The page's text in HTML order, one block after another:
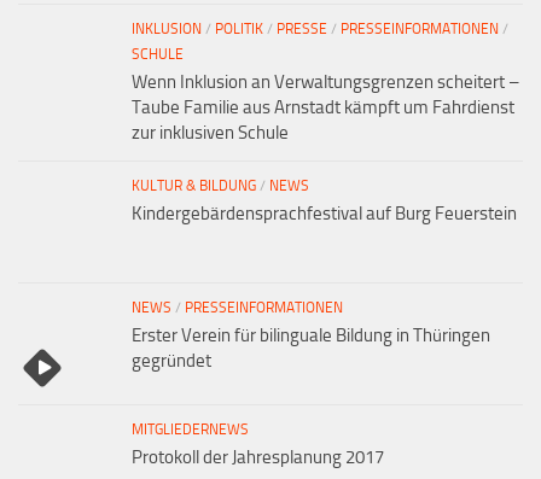
INKLUSION / POLITIK / PRESSE / PRESSEINFORMATIONEN /
SCHULE
Wenn Inklusion an Verwaltungsgrenzen scheitert –
Taube Familie aus Arnstadt kämpft um Fahrdienst
zur inklusiven Schule
KULTUR & BILDUNG / NEWS
Kindergebärdensprachfestival auf Burg Feuerstein
NEWS / PRESSEINFORMATIONEN
Erster Verein für bilinguale Bildung in Thüringen
gegründet
MITGLIEDERNEWS
Protokoll der Jahresplanung 2017